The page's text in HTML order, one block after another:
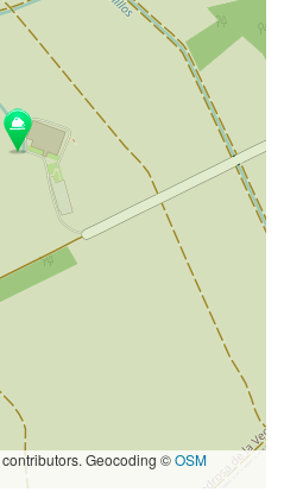
contributors. Geocoding ©OSM